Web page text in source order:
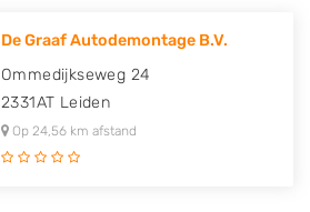
De Graaf Autodemontage B.V.
Ommedijkseweg 24
2331AT Leiden
Op 24,56 km afstand